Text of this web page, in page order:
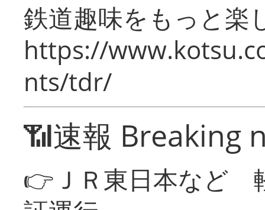
鉄道趣味をもっと楽
https://
nts/tdr/
📶速報 Breaking
👉ＪＲ東日本など